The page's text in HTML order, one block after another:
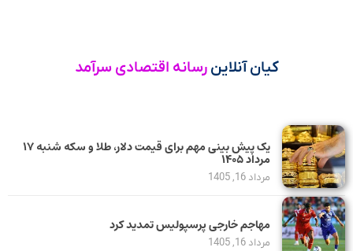
کیان آنلاین رسانه اقتصادی سرآمد
یک پیش ‌بینی مهم برای قیمت دلار، طلا و سکه شنبه ۱۷
مرداد ۱۴۰۵
مرداد 16, 1405
مهاجم خارجی پرسپولیس تمدید کرد
مرداد 16, 1405